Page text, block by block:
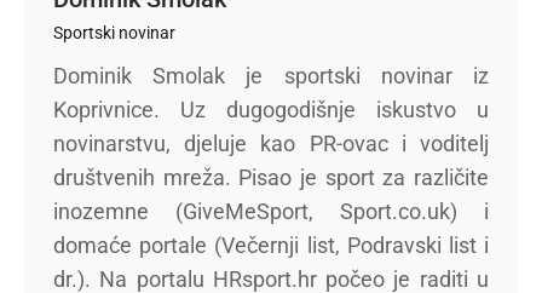
Sportski novinar
Dominik Smolak je sportski novinar iz
Koprivnice. Uz dugogodišnje iskustvo u
novinarstvu, djeluje kao PR-ovac i voditelj
društvenih mreža. Pisao je sport za različite
inozemne (GiveMeSport, Sport.co.uk) i
domaće portale (Večernji list, Podravski list i
dr.). Na portalu HRsport.hr počeo je raditi u